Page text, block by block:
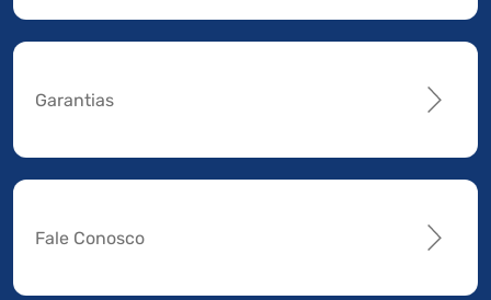
Garantias
Fale Conosco